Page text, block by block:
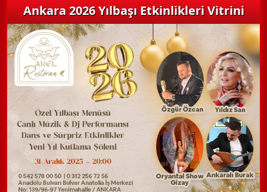
Ankara 2026 Yılbaşı Etkinlikleri Vitrini